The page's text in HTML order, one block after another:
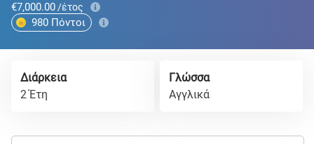
€7,000.00 /έτος
980 Πόντοι
Διάρκεια
2 Έτη
Γλώσσα
Αγγλικά